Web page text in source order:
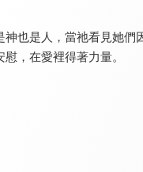
也是人，當祂看見她們
，在愛裡得著力量。